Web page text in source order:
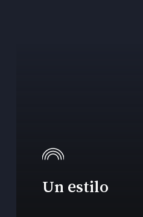
Un estilo